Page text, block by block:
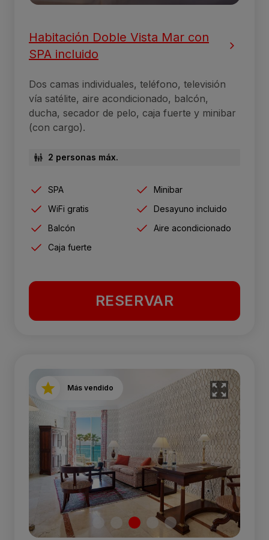
Habitación Doble Vista Mar con
SPA incluido
Dos camas individuales, teléfono, televisión
vía satélite, aire acondicionado, balcón,
ducha, secador de pelo, caja fuerte y minibar
(con cargo).
2 personas máx.
SPA
Minibar
WiFi gratis
Desayuno incluido
Balcón
Aire acondicionado
Caja fuerte
RESERVAR
Más vendido